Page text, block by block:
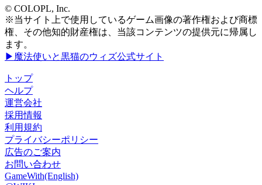
© COLOPL, Inc.
※当サイト上で使用しているゲーム画像の著作権および商標
権、その他知的財産権は、当該コンテンツの提供元に帰属し
ます。
▶魔法使いと黒猫のウィズ公式サイト
トップ
ヘルプ
運営会社
採用情報
利用規約
プライバシーポリシー
広告のご案内
お問い合わせ
GameWith(English)